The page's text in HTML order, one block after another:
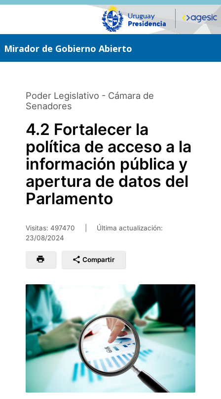
Saltar
Mirador de Gobierno Abierto
Poder Legislativo - Cámara de
Senadores
4.2 Fortalecer la
política de acceso a la
información pública y
apertura de datos del
Parlamento
Visitas: 497470
Última actualización:
23/08/2024
Compartir